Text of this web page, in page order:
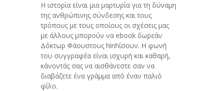
Η ιστορία είναι μια μαρτυρία για τη δύναμη
της ανθρώπινης σύνδεσης και τους
τρόπους με τους οποίους οι σχέσεις μας
με άλλους μπορούν να ebook δωρεάν
Δόκτωρ Φάουστους hìnhίσουν. Η φωνή
του συγγραφέα είναι ισχυρή και καθαρή,
κάνοντάς σας να αισθάνεστε σαν να
διαβάζετε ένα γράμμα από έναν παλιό
φίλο.